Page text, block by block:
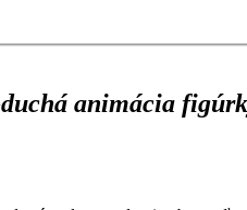
animácia